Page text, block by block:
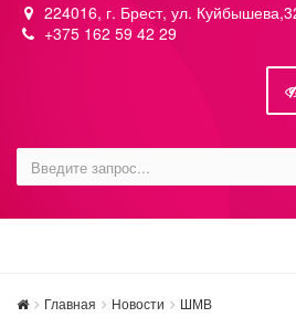
224016, г. Брест, ул.
+375 162 59 42 29
Главная Новости ШМВ